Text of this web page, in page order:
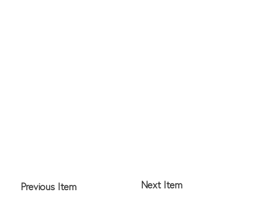
Next Item
Previous Item